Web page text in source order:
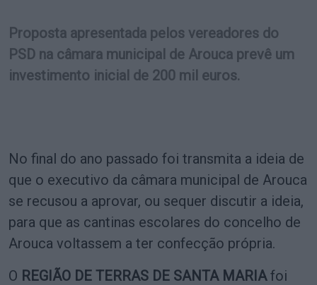
Proposta apresentada pelos vereadores do
PSD na câmara municipal de Arouca prevê um
investimento inicial de 200 mil euros.
No final do ano passado foi transmita a ideia de
que o executivo da câmara municipal de Arouca
se recusou a aprovar, ou sequer discutir a ideia,
para que as cantinas escolares do concelho de
Arouca voltassem a ter confecção própria.
O REGIÃO DE TERRAS DE SANTA MARIAfoi